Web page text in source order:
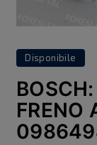
Disponibile
FRENO